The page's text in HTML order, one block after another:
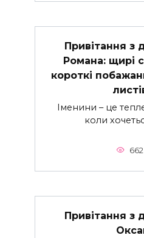
Привітання з
Романа: щирі
короткі
Іменини – це
коли
662
Привітання з